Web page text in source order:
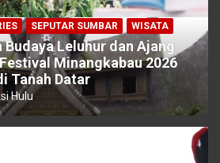
SEPUTAR SUMBAR WISATA
Leluhur dan Ajang
Minangkabau 2026
Tanah Datar
Hulu